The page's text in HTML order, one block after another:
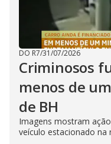
DO R7/31/07/2026
Criminosos
menos de
de BH
Imagens mostram
veículo estacionado na